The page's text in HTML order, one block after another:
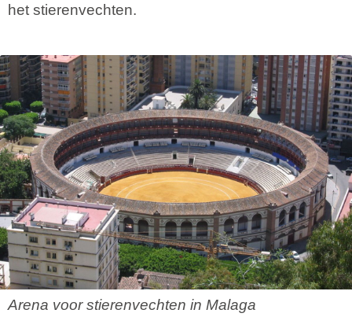
het stierenvechten.
Arena voor stierenvechten in Malaga